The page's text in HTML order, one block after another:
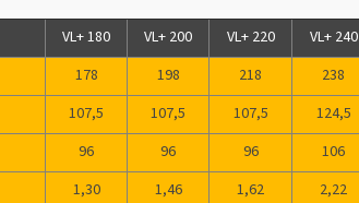
VL+ 180 VL+ 200 VL+ 220 VL+ 240
178 198 218 238
107,5 107,5 107,5 124,5
96 96 96 106
1,30 1,46 1,62 2,22